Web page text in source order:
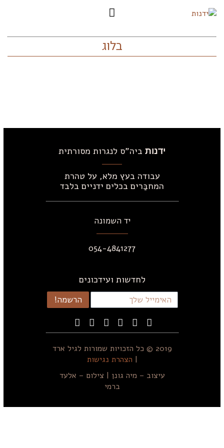
בלוג
ידנות ביה"ס לנגרות מסורתית
עבודה בעץ מלא, על טהרת
המחבַּרים בכלים ידניים בלבד
יד השמונה
054-4841277
לחדשות ועידכונים
הרשמה!
2019 © כל הזכויות שמורות לגיל ארד
| הצהרת נגישות
עיצוב – מיה גונן | צילום – אלעד
ברמי